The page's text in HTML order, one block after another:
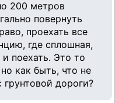
200 метров
повернуть
проехать все
где сплошная,
поехать. Это то
как быть, что не
дороги?